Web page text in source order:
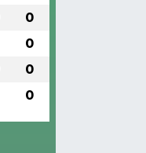
0
0
0
0